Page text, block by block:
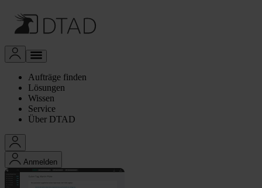
Aufträge finden
Lösungen
Wissen
Service
Über DTAD
Anmelden